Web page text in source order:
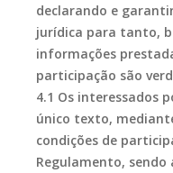
declarando e
jurídica para tanto,
informações
participação são
4.1 Os interessados
único texto,
condições de
Regulamento,